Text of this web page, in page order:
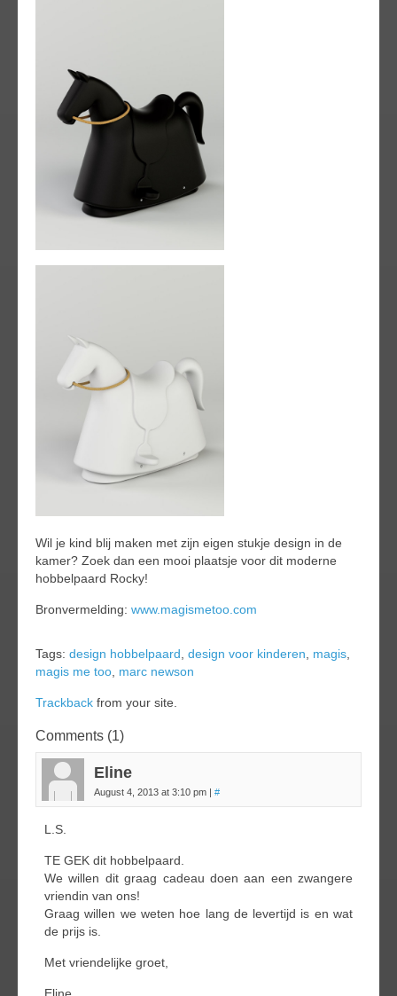
Wil je kind blij maken met zijn eigen stukje design in de
kamer? Zoek dan een mooi plaatsje voor dit moderne
hobbelpaard Rocky!
Bronvermelding: www.magismetoo.com
Tags: design hobbelpaard design voor kinderen magis
magis me too marc newson
Trackback from your site.
Comments (1)
Eline
August 4, 2013 at 3:10 pm | #
L.S.
TE GEK dit hobbelpaard.
We willen dit graag cadeau doen aan een zwangere
vriendin van ons!
Graag willen we weten hoe lang de levertijd is en wat
de prijs is.
Met vriendelijke groet,
Eline